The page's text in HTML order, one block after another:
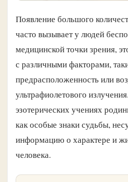
Появление большого
часто вызывает у людей
медицинской точки зрения,
с различными факторами,
предрасположенность или
ультрафиолетового
эзотерических учениях
как особые знаки судьбы,
информацию о характере и
человека.